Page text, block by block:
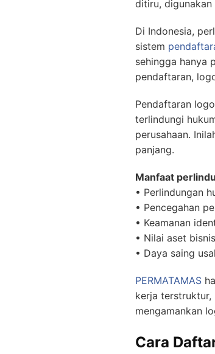
ditiru,
Di Indonesia,
sistem
sehingga hanya
pendaftaran,
Pendaftaran logo
terlindungi
perusahaan.
panjang.
Manfaat
• Perlindungan
• Pencegahan
• Keamanan
• Nilai aset
• Daya saing
PERMATAMAS
kerja terstruktur,
mengamankan
Cara